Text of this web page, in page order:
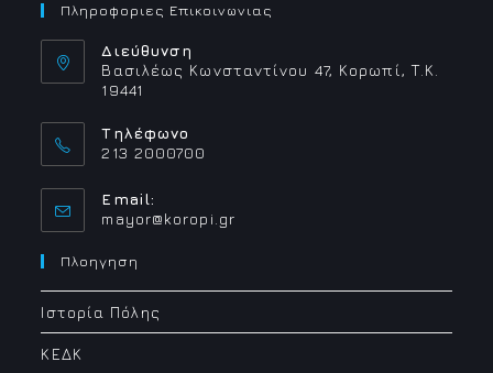
Πληροφοριες Επικοινωνιας
Διεύθυνση
Βασιλέως Κωνσταντίνου 47, Κορωπί, Τ.Κ.
19441
Τηλέφωνο
213 2000700
Email:
mayor@koropi.grOpens
Πλοηγηση
Ιστορία Πόλης
ΚΕΔΚ